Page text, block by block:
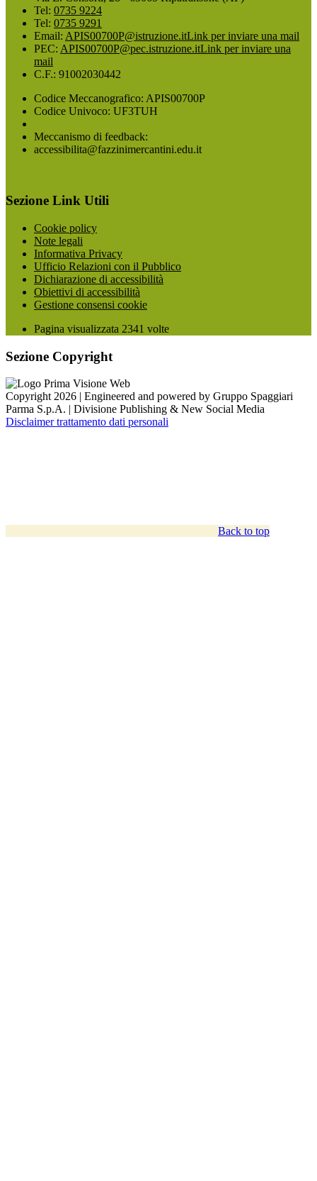
Tel: 0735 9224
Tel: 0735 9291
Email: APIS00700P@istruzione.itLink per inviare una mail
PEC: APIS00700P@pec.istruzione.itLink per inviare una
mail
C.F.: 91002030442
Codice Meccanografico: APIS00700P
Codice Univoco: UF3TUH
Meccanismo di feedback:
accessibilita@fazzinimercantini.edu.it
Sezione Link Utili
Cookie policy
Note legali
Informativa Privacy
Ufficio Relazioni con il Pubblico
Dichiarazione di accessibilità
Obiettivi di accessibilità
Gestione consensi cookie
Pagina visualizzata 2341 volte
Sezione Copyright
Copyright 2026 | Engineered and powered by Gruppo Spaggiari
Parma S.p.A. | Divisione Publishing & New Social Media
Disclaimer trattamento dati personali
Back to top